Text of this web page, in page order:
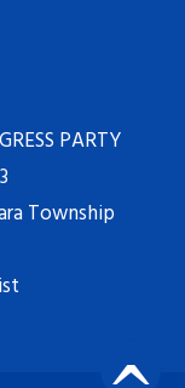
PARTY
Township